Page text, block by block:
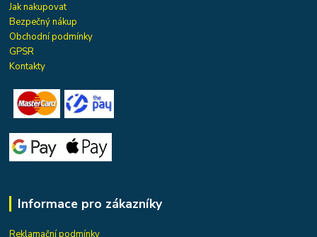
Jak nakupovat
Bezpečný nákup
Obchodní podmínky
GPSR
Kontakty
Informace pro zákazníky
Reklamační podmínky